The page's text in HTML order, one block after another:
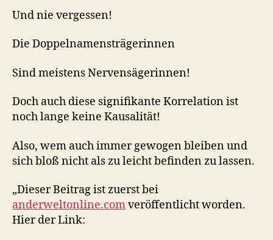
Und nie vergessen!
Die Doppelnamensträgerinnen
Sind meistens Nervensägerinnen!
Doch auch diese signifikante Korrelation ist
noch lange keine Kausalität!
Also, wem auch immer gewogen bleiben und
sich bloß nicht als zu leicht befinden zu lassen.
„Dieser Beitrag ist zuerst bei
anderweltonline.comveröffentlicht worden.
Hier der Link: